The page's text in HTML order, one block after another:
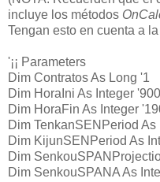
incluye los métodos
Tengan esto en cuenta a
'¡¡ Parameters
Dim Contratos As Long '1
Dim HoraIni As Integer '900
Dim HoraFin As Integer
Dim TenkanSENPeriod As
Dim KijunSENPeriod As
Dim
Dim SenkouSPANA As